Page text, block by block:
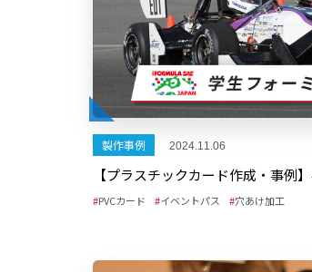
製作事例 2024.11.06
PVCカード イベントパス 穴あけ加工